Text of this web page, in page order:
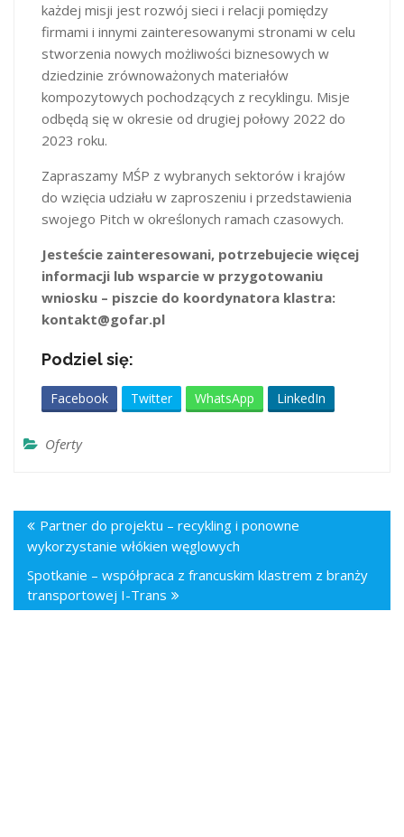
każdej misji jest rozwój sieci i relacji pomiędzy
firmami i innymi zainteresowanymi stronami w celu
stworzenia nowych możliwości biznesowych w
dziedzinie zrównoważonych materiałów
kompozytowych pochodzących z recyklingu. Misje
odbędą się w okresie od drugiej połowy 2022 do
2023 roku.
Zapraszamy MŚP z wybranych sektorów i krajów
do wzięcia udziału w zaproszeniu i przedstawienia
swojego Pitch w określonych ramach czasowych.
Jesteście zainteresowani, potrzebujecie więcej
informacji lub wsparcie w przygotowaniu
wniosku – piszcie do koordynatora klastra:
kontakt@gofar.pl
Podziel się:
Facebook Twitter WhatsApp LinkedIn
Oferty
Partner do projektu – recykling i ponowne
wykorzystanie włókien węglowych
Spotkanie – współpraca z francuskim klastrem z branży
transportowej I-Trans